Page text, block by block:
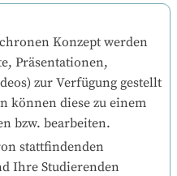
Konzept werden
Präsentationen,
zur Verfügung gestellt
können diese zu einem
bzw. bearbeiten.
stattfindenden
Ihre Studierenden